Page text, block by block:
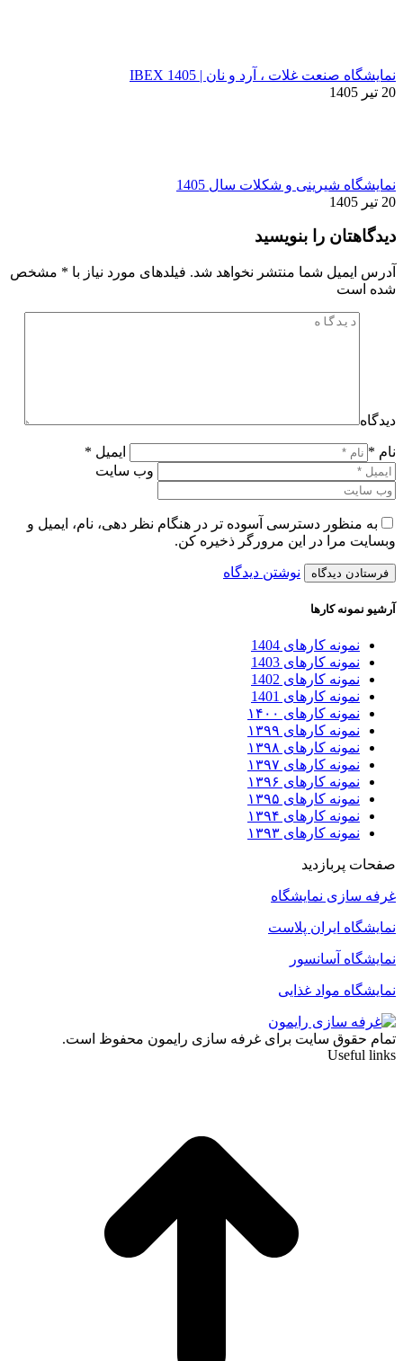
نمایشگاه صنعت غلات ، آرد و نان | IBEX 1405
20 تیر 1405
نمایشگاه شیرینی و شکلات سال 1405
20 تیر 1405
دیدگاهتان را بنویسید
آدرس ایمیل شما منتشر نخواهد شد. فیلدهای مورد نیاز با * مشخص
شده است
دیدگاه
نام *
ایمیل *
وب سایت
به منظور دسترسی آسوده تر در هنگام نظر دهی، نام، ایمیل و
وبسایت مرا در این مرورگر ذخیره کن.
نوشتن دیدگاه
آرشیو نمونه کارها
نمونه کارهای 1404
نمونه کارهای 1403
نمونه کارهای 1402
نمونه کارهای 1401
نمونه کارهای ۱۴۰۰
نمونه کارهای ۱۳۹۹
نمونه کارهای ۱۳۹۸
نمونه کارهای ۱۳۹۷
نمونه کارهای ۱۳۹۶
نمونه کارهای ۱۳۹۵
نمونه کارهای ۱۳۹۴
نمونه کارهای ۱۳۹۳
صفحات پربازدید
غرفه سازی نمایشگاه
نمایشگاه ایران پلاست
نمایشگاه آسانسور
نمایشگاه مواد غذایی
تمام حقوق سایت برای غرفه سازی رایمون محفوظ است.
Useful links